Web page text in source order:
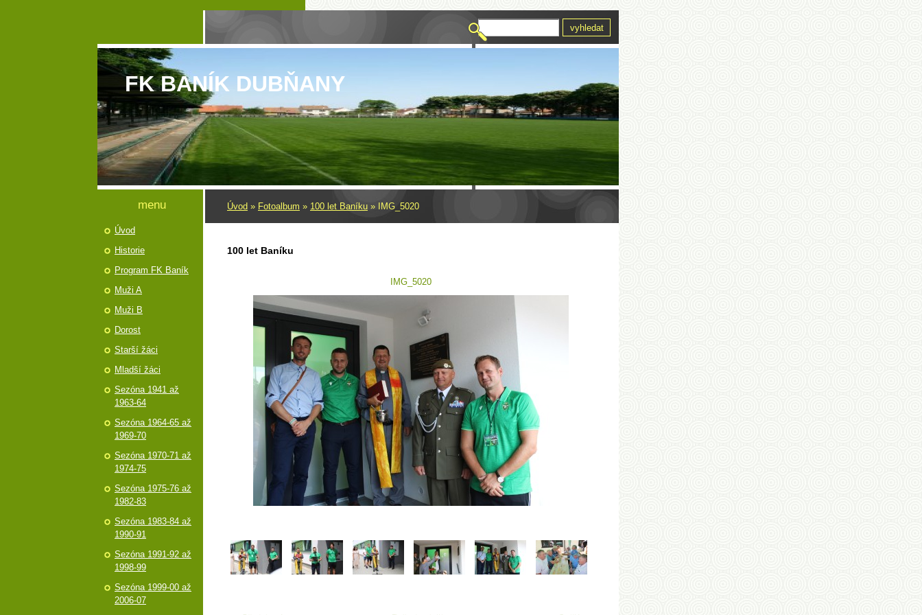
FK BANÍK DUBŇANY
Úvod » Fotoalbum » 100 let Baníku » IMG_5020
100 let Baníku
IMG_5020
menu
Úvod
Historie
Program FK Baník
Muži A
Muži B
Dorost
Starší žáci
Mladší žáci
Sezóna 1941 až
1963-64
Sezóna 1964-65 až
1969-70
Sezóna 1970-71 až
1974-75
Sezóna 1975-76 až
1982-83
Sezóna 1983-84 až
1990-91
Sezóna 1991-92 až
1998-99
Sezóna 1999-00 až
2006-07